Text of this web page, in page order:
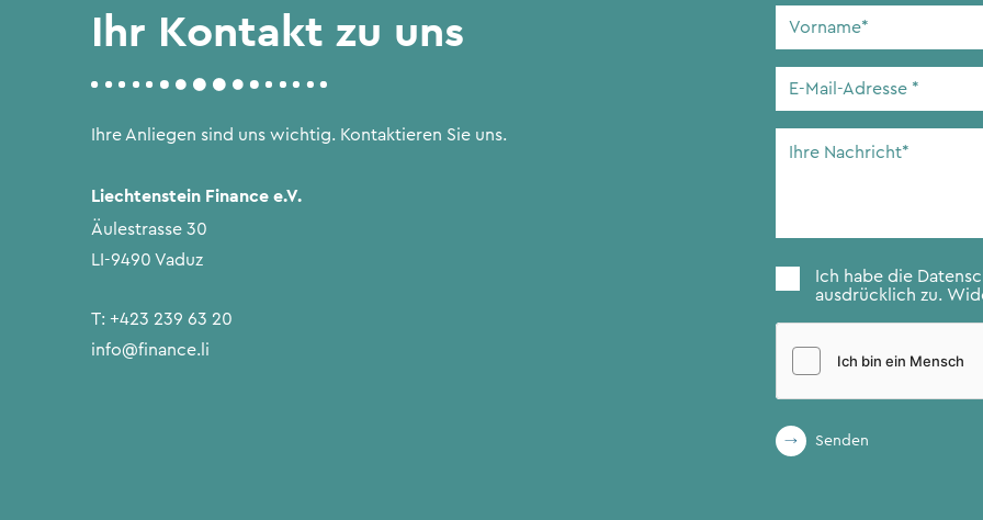
Ihr Kontakt zu uns
Ihre Anliegen sind uns wichtig. Kontaktieren Sie uns.
Liechtenstein Finance e.V.
Äulestrasse 30
LI-9490 Vaduz
T: +423 239 63 20
info@finance.li
Vorname
E-
Adresse*
Zustimmung*
Ich habe die
ausdrücklich zu.
Senden